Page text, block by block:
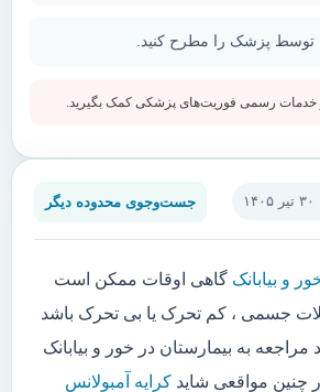
جست‌وجوی محدوده دیگر
و بیابانک گاهی اوقات ممکن است
جسمی ، کم تحرک یا بی تحرک باشد
به بیمارستان در خور و بیابانک
چنین مواقعی شاید کرایه آمبولانس
توسط پزشک را مطرح کنید.
خدمات رسمی فوریت‌های پزشکی کمک بگیرید.